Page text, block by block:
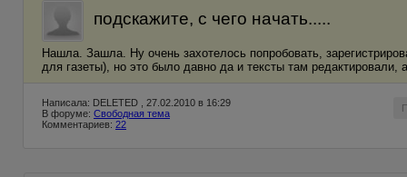
подскажите, с чего начать.....
Нашла. Зашла. Ну очень захотелось попробовать,
для газеты), но это было давно да и тексты там редактировали,
Написала: DELETED , 27.02.2010 в 16:29
В форуме: Свободная тема
Комментариев: 22